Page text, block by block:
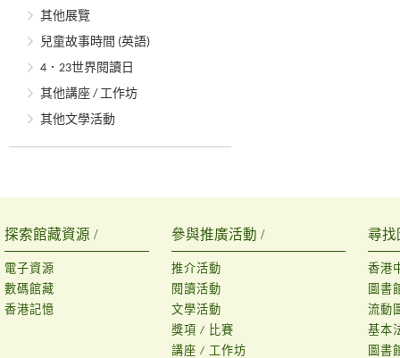
其他展覽
兒童故事時間 (英語)
4．23世界閱讀日
其他講座 / 工作坊
其他文學活動
探索館藏資源 /
電子資源
數碼館藏
香港記憶
參與推廣活動 /
推介活動
閱讀活動
文學活動
獎項 / 比賽
講座 / 工作坊
尋找
香港
圖書
流動
基本
圖書